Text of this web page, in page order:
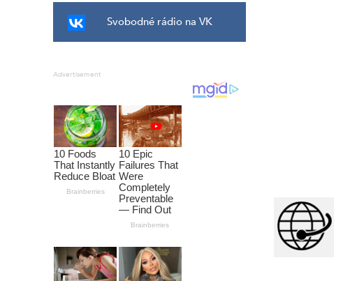
Svobodné rádio na VK
Advertisement